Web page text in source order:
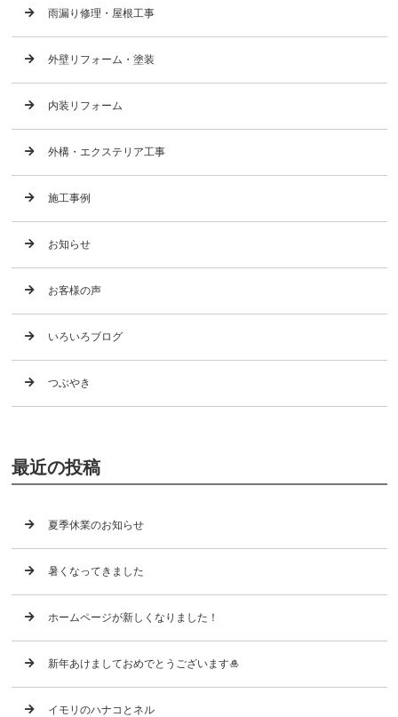
雨漏り修理・屋根工事
外壁リフォーム・塗装
内装リフォーム
外構・エクステリア工事
施工事例
お知らせ
お客様の声
いろいろブログ
つぶやき
最近の投稿
夏季休業のお知らせ
暑くなってきました
ホームページが新しくなりました！
新年あけましておめでとうございます🎍
イモリのハナコとネル